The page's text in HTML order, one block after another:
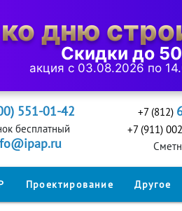
ко дню
Скидки до
акция с 03.08.2026 по
551-01-42
бесплатный
+7 (812)
+7 (911)
Проектирование Другое